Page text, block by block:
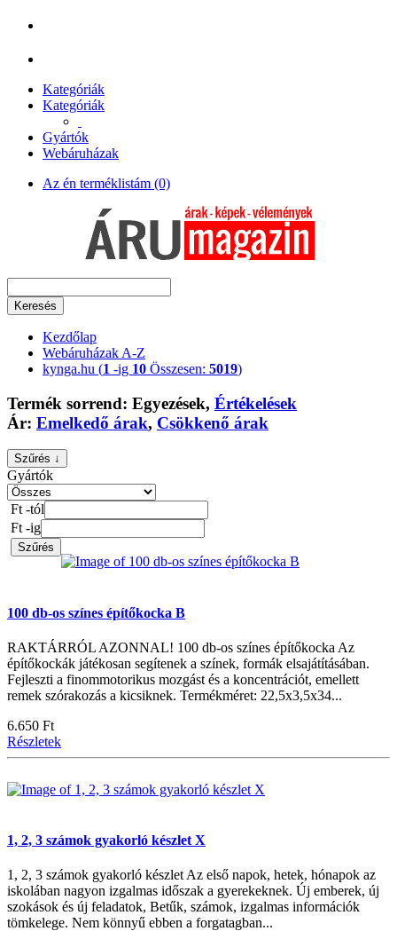
Kategóriák
Kategóriák
Gyártók
Webáruházak
Az én terméklistám (0)
Keresés
Kezdőlap
Webáruházak A-Z
kynga.hu (1 -ig 10 Összesen: 5019)
Termék sorrend: Egyezések, Értékelések
Ár: Emelkedő árak, Csökkenő árak
Szűrés ↓
Gyártók
Ft -tól
Ft -ig
Szűrés
100 db-os színes építőkocka B
RAKTÁRRÓL AZONNAL! 100 db-os színes építőkocka Az
építőkockák játékosan segítenek a színek, formák elsajátításában.
Fejleszti a finommotorikus mozgást és a koncentrációt, emellett
remek szórakozás a kicsiknek. Termékméret: 22,5x3,5x34...
6.650 Ft
Részletek
1, 2, 3 számok gyakorló készlet X
1, 2, 3 számok gyakorló készlet Az első napok, hetek, hónapok az
iskolában nagyon izgalmas időszak a gyerekeknek. Új emberek, új
szokások és új feladatok, Betűk, számok, izgalmas információk
tömkelege. Nem könnyű ebben a forgatagban...